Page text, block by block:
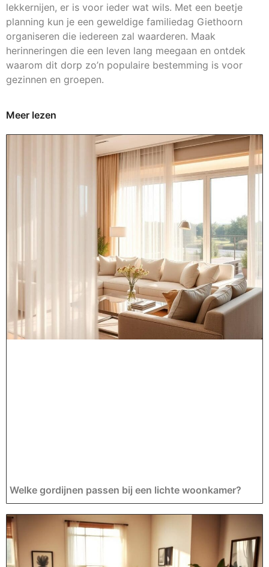
lekkernijen, er is voor ieder wat wils. Met een beetje
planning kun je een geweldige familiedag Giethoorn
organiseren die iedereen zal waarderen. Maak
herinneringen die een leven lang meegaan en ontdek
waarom dit dorp zo’n populaire bestemming is voor
gezinnen en groepen.
Meer lezen
Welke gordijnen passen bij een lichte woonkamer?